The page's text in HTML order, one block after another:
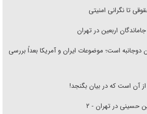
تا نگرانی امنیتی
اربعین در تهران
دوجانبه است؛ موضوعات ایران و آمریکا بعداً بررسی
آن است که در بیان بگنجد!
حسینی در تهران - ۲